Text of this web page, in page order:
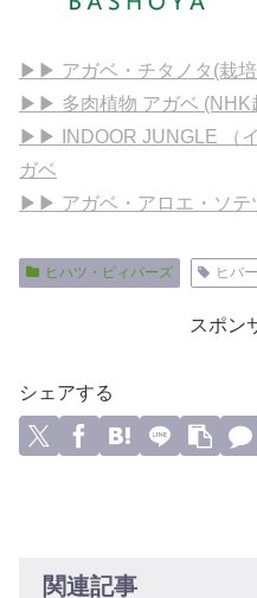
▶▶ アガベ・チタノタ(栽
▶▶ 多肉植物 アガベ (NHK
▶▶ INDOOR JUNGLE （
ガベ
▶▶ アガベ・アロエ・ソテ
ヒハツ・ピィパーズ ヒバ
スポン
シェアする
関連記事